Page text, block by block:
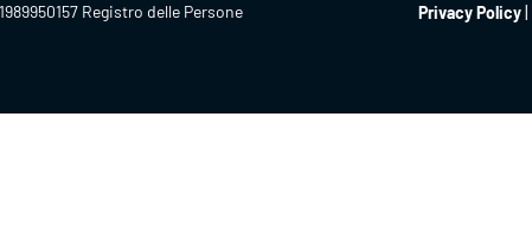
Registro delle Persone
Privacy Policy